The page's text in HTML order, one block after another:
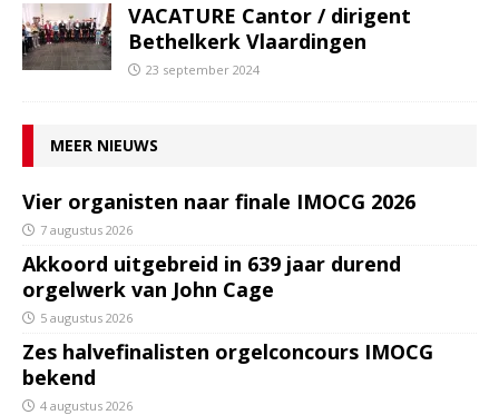
VACATURE Cantor / dirigent
Bethelkerk Vlaardingen
23 september 2024
MEER NIEUWS
Vier organisten naar finale IMOCG 2026
7 augustus 2026
Akkoord uitgebreid in 639 jaar durend
orgelwerk van John Cage
5 augustus 2026
Zes halvefinalisten orgelconcours IMOCG
bekend
4 augustus 2026